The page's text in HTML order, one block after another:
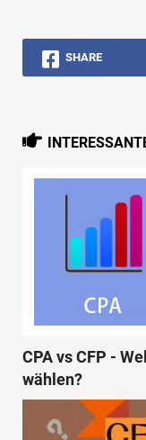
SHARE
CPA vs CFP -
wählen?